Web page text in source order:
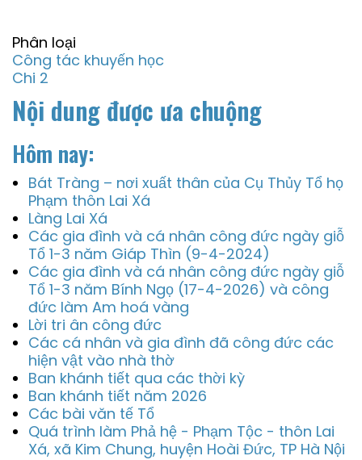
Phân loại
Công tác khuyến học
Chi 2
Nội dung được ưa chuộng
Hôm nay:
Bát Tràng – nơi xuất thân của Cụ Thủy Tổ họ
Phạm thôn Lai Xá
Làng Lai Xá
Các gia đình và cá nhân công đức ngày giỗ
Tổ 1-3 năm Giáp Thìn (9-4-2024)
Các gia đình và cá nhân công đức ngày giỗ
Tổ 1-3 năm Bính Ngọ (17-4-2026) và công
đức làm Am hoá vàng
Lời tri ân công đức
Các cá nhân và gia đình đã công đức các
hiện vật vào nhà thờ
Ban khánh tiết qua các thời kỳ
Ban khánh tiết năm 2026
Các bài văn tế Tổ
Quá trình làm Phả hệ - Phạm Tộc - thôn Lai
Xá, xã Kim Chung, huyện Hoài Đức, TP Hà Nội